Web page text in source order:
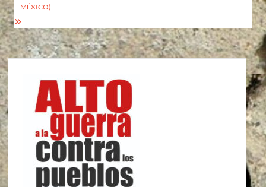
MÉXICO)